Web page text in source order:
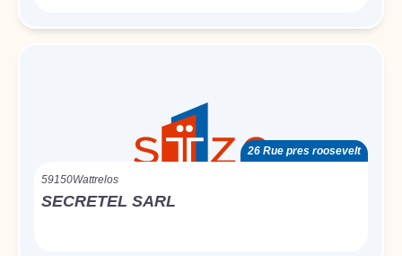
26 Rue pres roosevelt
59150Wattrelos
SECRETEL SARL